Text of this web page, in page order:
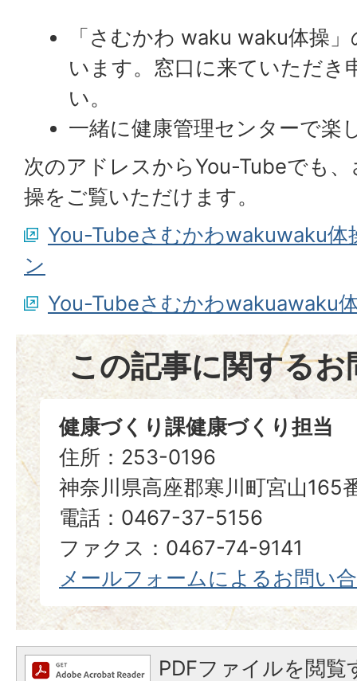
「さむかわ waku waku体操
います。窓口に来ていただき
い。
一緒に健康管理センターで楽
次のアドレスからYou-Tubeでも
操をご覧いただけます。
You-Tubeさむかわwakuwaku
ン
You-Tubeさむかわwakuawaku
この記事に関するお
健康づくり課健康づくり担当
住所：253-0196
神奈川県高座郡寒川町宮山165
電話：0467-37-5156
ファクス：0467-74-9141
メールフォームによるお問い
PDFファイルを閲